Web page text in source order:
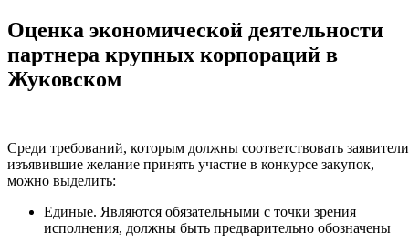
Оценка экономической деятельности
партнера крупных корпораций в
Жуковском
Среди требований, которым должны соответствовать
изъявившие желание принять участие в конкурсе закупок,
можно выделить:
Единые. Являются обязательными с точки зрения
исполнения, должны быть предварительно обозначены